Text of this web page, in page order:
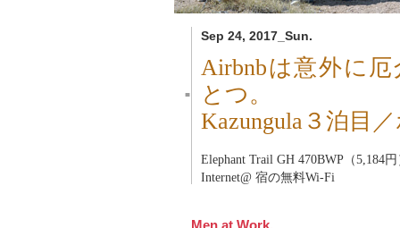
Sep 24, 2017_Sun.
■
Airbnbは意外に
とつ。
Kazungula３泊目
Elephant Trail GH 470BWP（5,184
Internet@ 宿の無料Wi-Fi